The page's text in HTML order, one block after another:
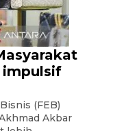
impulsif
(FEB)
Akbar